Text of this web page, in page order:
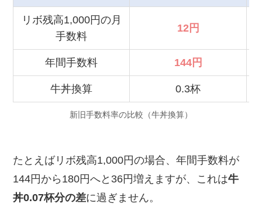
リボ残高1,000円の月
手数料
12円
年間手数料 144円
牛丼換算 0.3杯
新旧手数料率の比較（牛丼換算）
たとえばリボ残高1,000円の場合、年間手数料が
144円から180円へと36円増えますが、これは牛
丼0.07杯分の差に過ぎません。